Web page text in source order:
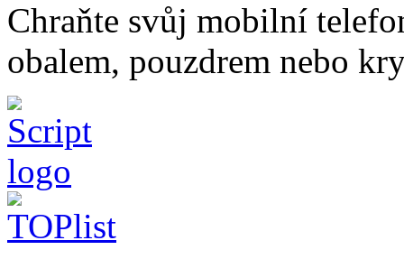
Chraňte svůj mobilní
obalem, pouzdrem nebo